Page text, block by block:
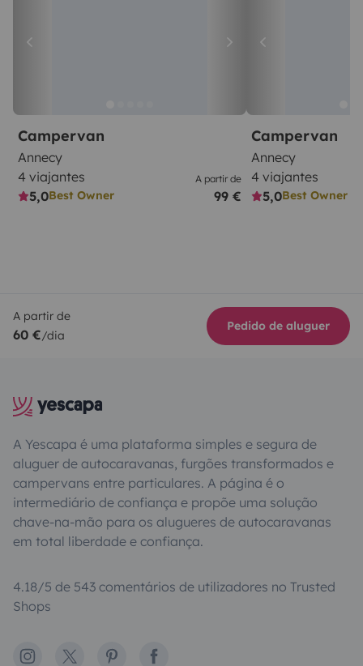
Campervan
Annecy
4 viajantes
5,0Best Owner
A partir de
99 €
Campervan
Annecy
4 viajantes
5,0Best Owner
A partir de
60 €/dia
Pedido de aluguer
A Yescapa é uma plataforma simples e segura de
aluguer de autocaravanas, furgões transformados e
campervans entre particulares. A página é o
intermediário de confiança e propõe uma solução
chave-na-mão para os alugueres de autocaravanas
em total liberdade e confiança.
4.18/5 de 543 comentários de utilizadores no Trusted
Shops
Instagram
X PinterestFacebook